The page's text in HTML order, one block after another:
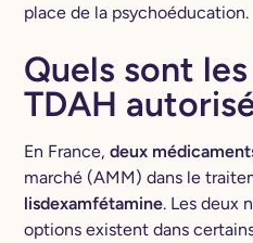
place de la psychoéducation.
Quels sont
TDAH
En France, deux
marché (AMM) dans le
lisdexamfétamine. Les deux
options existent dans